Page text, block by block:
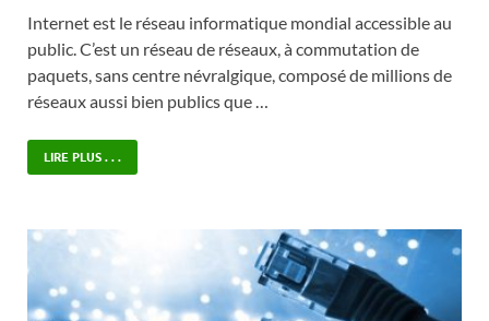
Internet est le réseau informatique mondial accessible au
public. C’est un réseau de réseaux, à commutation de
paquets, sans centre névralgique, composé de millions de
réseaux aussi bien publics que …
LIRE PLUS . . .